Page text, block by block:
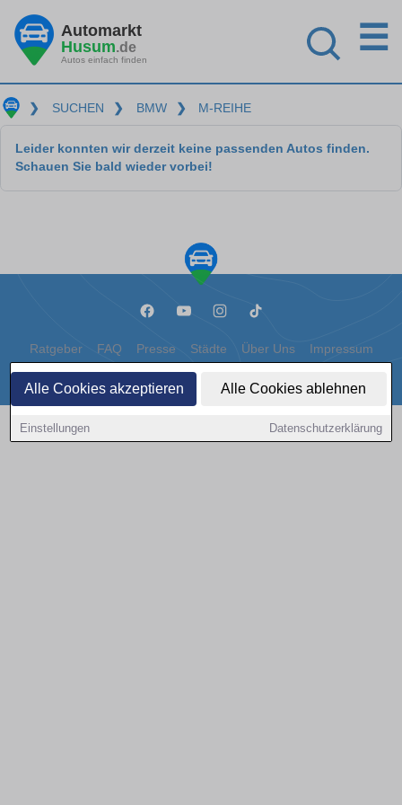
Alle Cookies akzeptieren Alle Cookies ablehnen
Einstellungen Datenschutzerklärung
Automarkt
Husum.de
Autos einfach finden
☰
❯ SUCHEN ❯ BMW ❯ M-REIHE
Leider konnten wir derzeit keine passenden Autos finden.
Schauen Sie bald wieder vorbei!
Ratgeber FAQ Presse Städte Über Uns Impressum
Datenschutz Cookies
Copyright © 2000 - 2026 | 1A Infosysteme GmbH | Content by: 1a-sites-autos